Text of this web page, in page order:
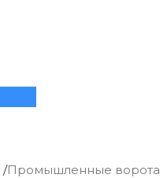
/Промышленные ворота